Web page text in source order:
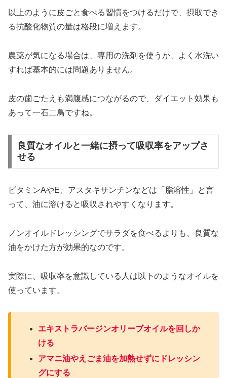
以上のように皮ごと食べる習慣をつけるだけで、摂取でき
る抗酸化物質の量は格段に増えます。
農薬が気になる場合は、専用の洗剤を使うか、よく水洗い
すれば基本的には問題ありません。
皮の歯ごたえも満腹感につながるので、ダイエット効果も
あって一石二鳥ですね。
良質なオイルと一緒に摂って吸収率をアップさ
せる
ビタミンAやE、アスタキサンチンなどは「脂溶性」と言
って、油に溶けると吸収されやすくなります。
ノンオイルドレッシングでサラダを食べるよりも、良質な
油をかけた方が効果的なのです。
実際に、吸収率を意識している人は以下のようなオイルを
使っています。
エキストラバージンオリーブオイルを回しか
ける
アマニ油やえごま油を加熱せずにドレッシン
グにする